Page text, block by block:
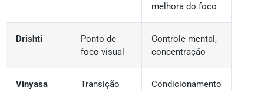
melhora do foco
Drishti
Ponto de
foco visual
Controle mental,
concentração
Vinyasa
Transição
Condicionamento